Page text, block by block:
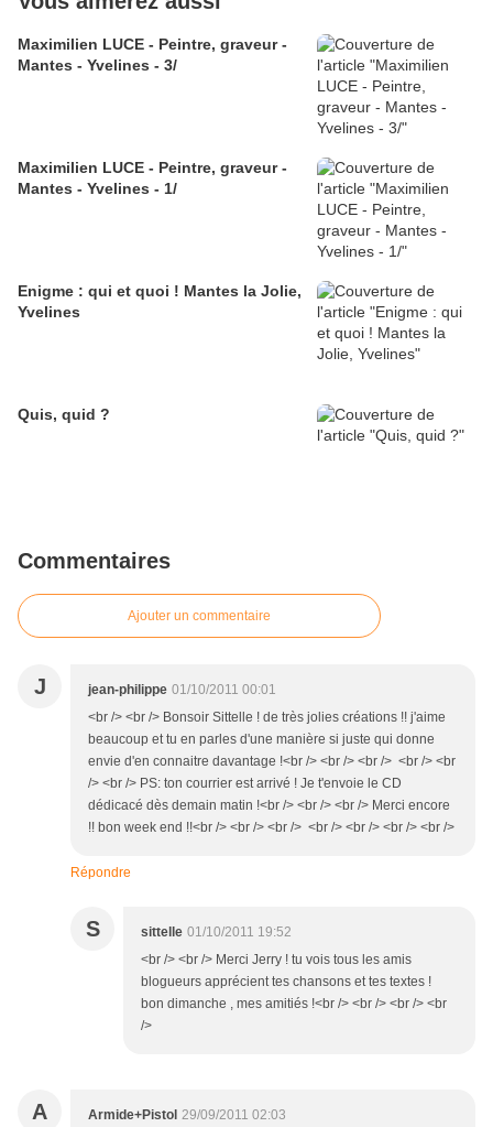
Maximilien LUCE - Peintre, graveur -
Mantes - Yvelines - 3/
Maximilien LUCE - Peintre, graveur -
Mantes - Yvelines - 1/
Enigme : qui et quoi ! Mantes la Jolie,
Yvelines
Quis, quid ?
Commentaires
Ajouter un commentaire
J jean-philippe 01/10/2011 00:01
<br /> <br /> Bonsoir Sittelle ! de très jolies créations !! j'aime
beaucoup et tu en parles d'une manière si juste qui donne
envie d'en connaitre davantage !<br /> <br /> <br /> <br /> <br
/> <br /> PS: ton courrier est arrivé ! Je t'envoie le CD
dédicacé dès demain matin !<br /> <br /> <br /> Merci encore
!! bon week end !!<br /> <br /> <br /> <br /> <br /> <br /> <br />
Répondre
S sittelle 01/10/2011 19:52
<br /> <br /> Merci Jerry ! tu vois tous les amis
blogueurs apprécient tes chansons et tes textes !
bon dimanche , mes amitiés !<br /> <br /> <br /> <br
/>
A Armide+Pistol 29/09/2011 02:03